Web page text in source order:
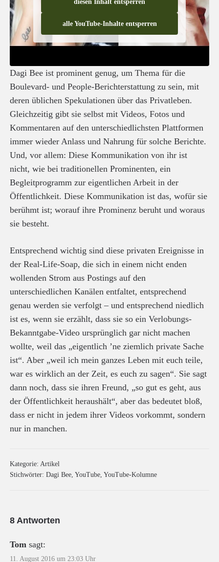
diesen Inhalt entsperren
alle YouTube-Inhalte entsperren
Dagi Bee ist prominent genug, um Thema für die
Boulevard- und People-Berichterstattung zu sein, mit
deren üblichen Spekulationen über das Privatleben.
Gleichzeitig gibt sie selbst mit Videos, Fotos und
Kommentaren auf den unterschiedlichsten Plattformen
immer wieder Anlass und Nahrung für solche Berichte.
Und, vor allem: Diese Kommunikation von ihr ist
nicht, wie bei traditionellen Prominenten, ein
Begleitprogramm zur eigentlichen Arbeit in der
Öffentlichkeit. Diese Kommunikation ist das, wofür sie
berühmt ist; worauf ihre Prominenz beruht und woraus
sie besteht.
Entsprechend wichtig sind diese privaten Ereignisse in
der Real-Life-Soap, die sich in einem nicht enden
wollenden Strom aus Postings auf den
unterschiedlichen Kanälen entfaltet, entsprechend
genau werden sie verfolgt – und entsprechend niedlich
ist es, wenn sie erzählt, dass sie so ein Verlobungs-
Bekanntgabe-Video ursprünglich gar nicht machen
wollte, weil das „eigentlich ’ne ziemlich private Sache
ist“. Aber „weil ich mein ganzes Leben mit euch teile,
war es wirklich an der Zeit, es euch zu sagen“. Sie sagt
dann noch, dass sie ihren Freund, „so gut es geht, aus
der Öffentlichkeit heraushält“, aber das bedeutet bloß,
dass er nicht in jedem ihrer Videos vorkommt, sondern
nur in manchen.
Kategorie: Artikel
Stichwörter: Dagi Bee YouTube YouTube-Kolumne
8 Antworten
Tom sagt:
11. August 2016 um 23:03 Uhr